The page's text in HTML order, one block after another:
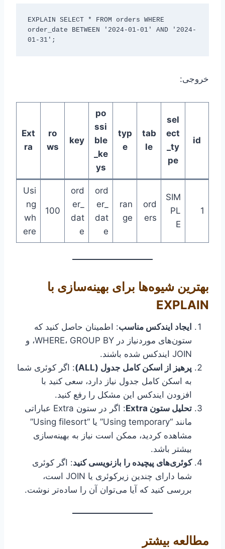
EXPLAIN SELECT * FROM orders WHERE
order_date BETWEEN '2024-01-01' AND '2024-
خروجی:
id
sel
ect
_ty
pe
tab
le
typ
e
po
ssi
ble
_ke
ys
key
ro
ws
Ext
ra
1
SIM
PL
E
ord
ers
ran
ge
ord
er_
dat
e
ord
er_
dat
e
100
Usi
ng
wh
ere
بهترین شیوه‌ها برای بهینه‌سازی با
EXPLAIN
ایجاد ایندکس مناسب: اطمینان حاصل کنید که
ستون‌های موردنیاز در WHERE، GROUP BY، و
JOIN ایندکس شده باشند.
پرهیز از اسکن کامل جدول (ALL)
: اگر کوئری شما
به اسکن کامل جدول نیاز دارد، سعی کنید با
افزودن ایندکس این مشکل را رفع کنید.
تحلیل ستون Extra
: اگر در ستون Extra عباراتی
مانند “Using temporary” یا “Using filesort”
مشاهده کردید، ممکن است نیاز به بهینه‌سازی
بیشتر باشد.
کوئری‌های پیچیده را بازنویسی کنید: اگر کوئری
شما دارای چندین زیرکوئری یا JOIN است،
بررسی کنید که آیا می‌توان آن را ساده‌تر نوشت.
مطالعه بیشتر